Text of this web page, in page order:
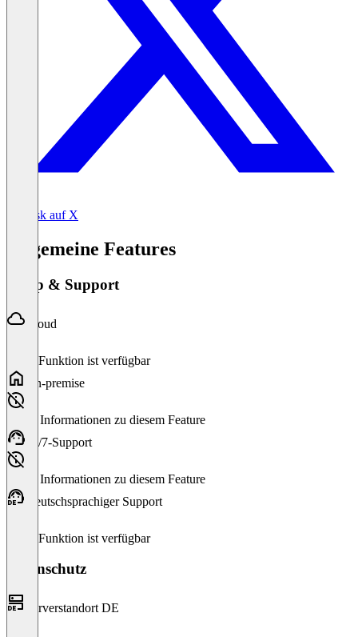
sevdesk auf X
Allgemeine Features
Setup & Support
Cloud
Diese Funktion ist verfügbar
On-premise
Keine Informationen zu diesem Feature
24/7-Support
Keine Informationen zu diesem Feature
Deutschsprachiger Support
Diese Funktion ist verfügbar
Datenschutz
Serverstandort DE